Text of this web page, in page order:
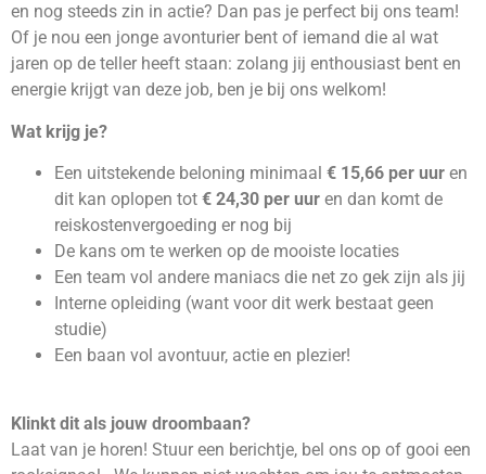
en nog steeds zin in actie? Dan pas je perfect bij ons team!
Of je nou een jonge avonturier bent of iemand die al wat
jaren op de teller heeft staan: zolang jij enthousiast bent en
energie krijgt van deze job, ben je bij ons welkom!
Wat krijg je?
Een uitstekende beloning minimaal € 15,66 per uur en
dit kan oplopen tot € 24,30 per uur en dan komt de
reiskostenvergoeding er nog bij
De kans om te werken op de mooiste locaties
Een team vol andere maniacs die net zo gek zijn als jij
Interne opleiding (want voor dit werk bestaat geen
studie)
Een baan vol avontuur, actie en plezier!
Klinkt dit als jouw droombaan?
Laat van je horen! Stuur een berichtje, bel ons op of gooi een